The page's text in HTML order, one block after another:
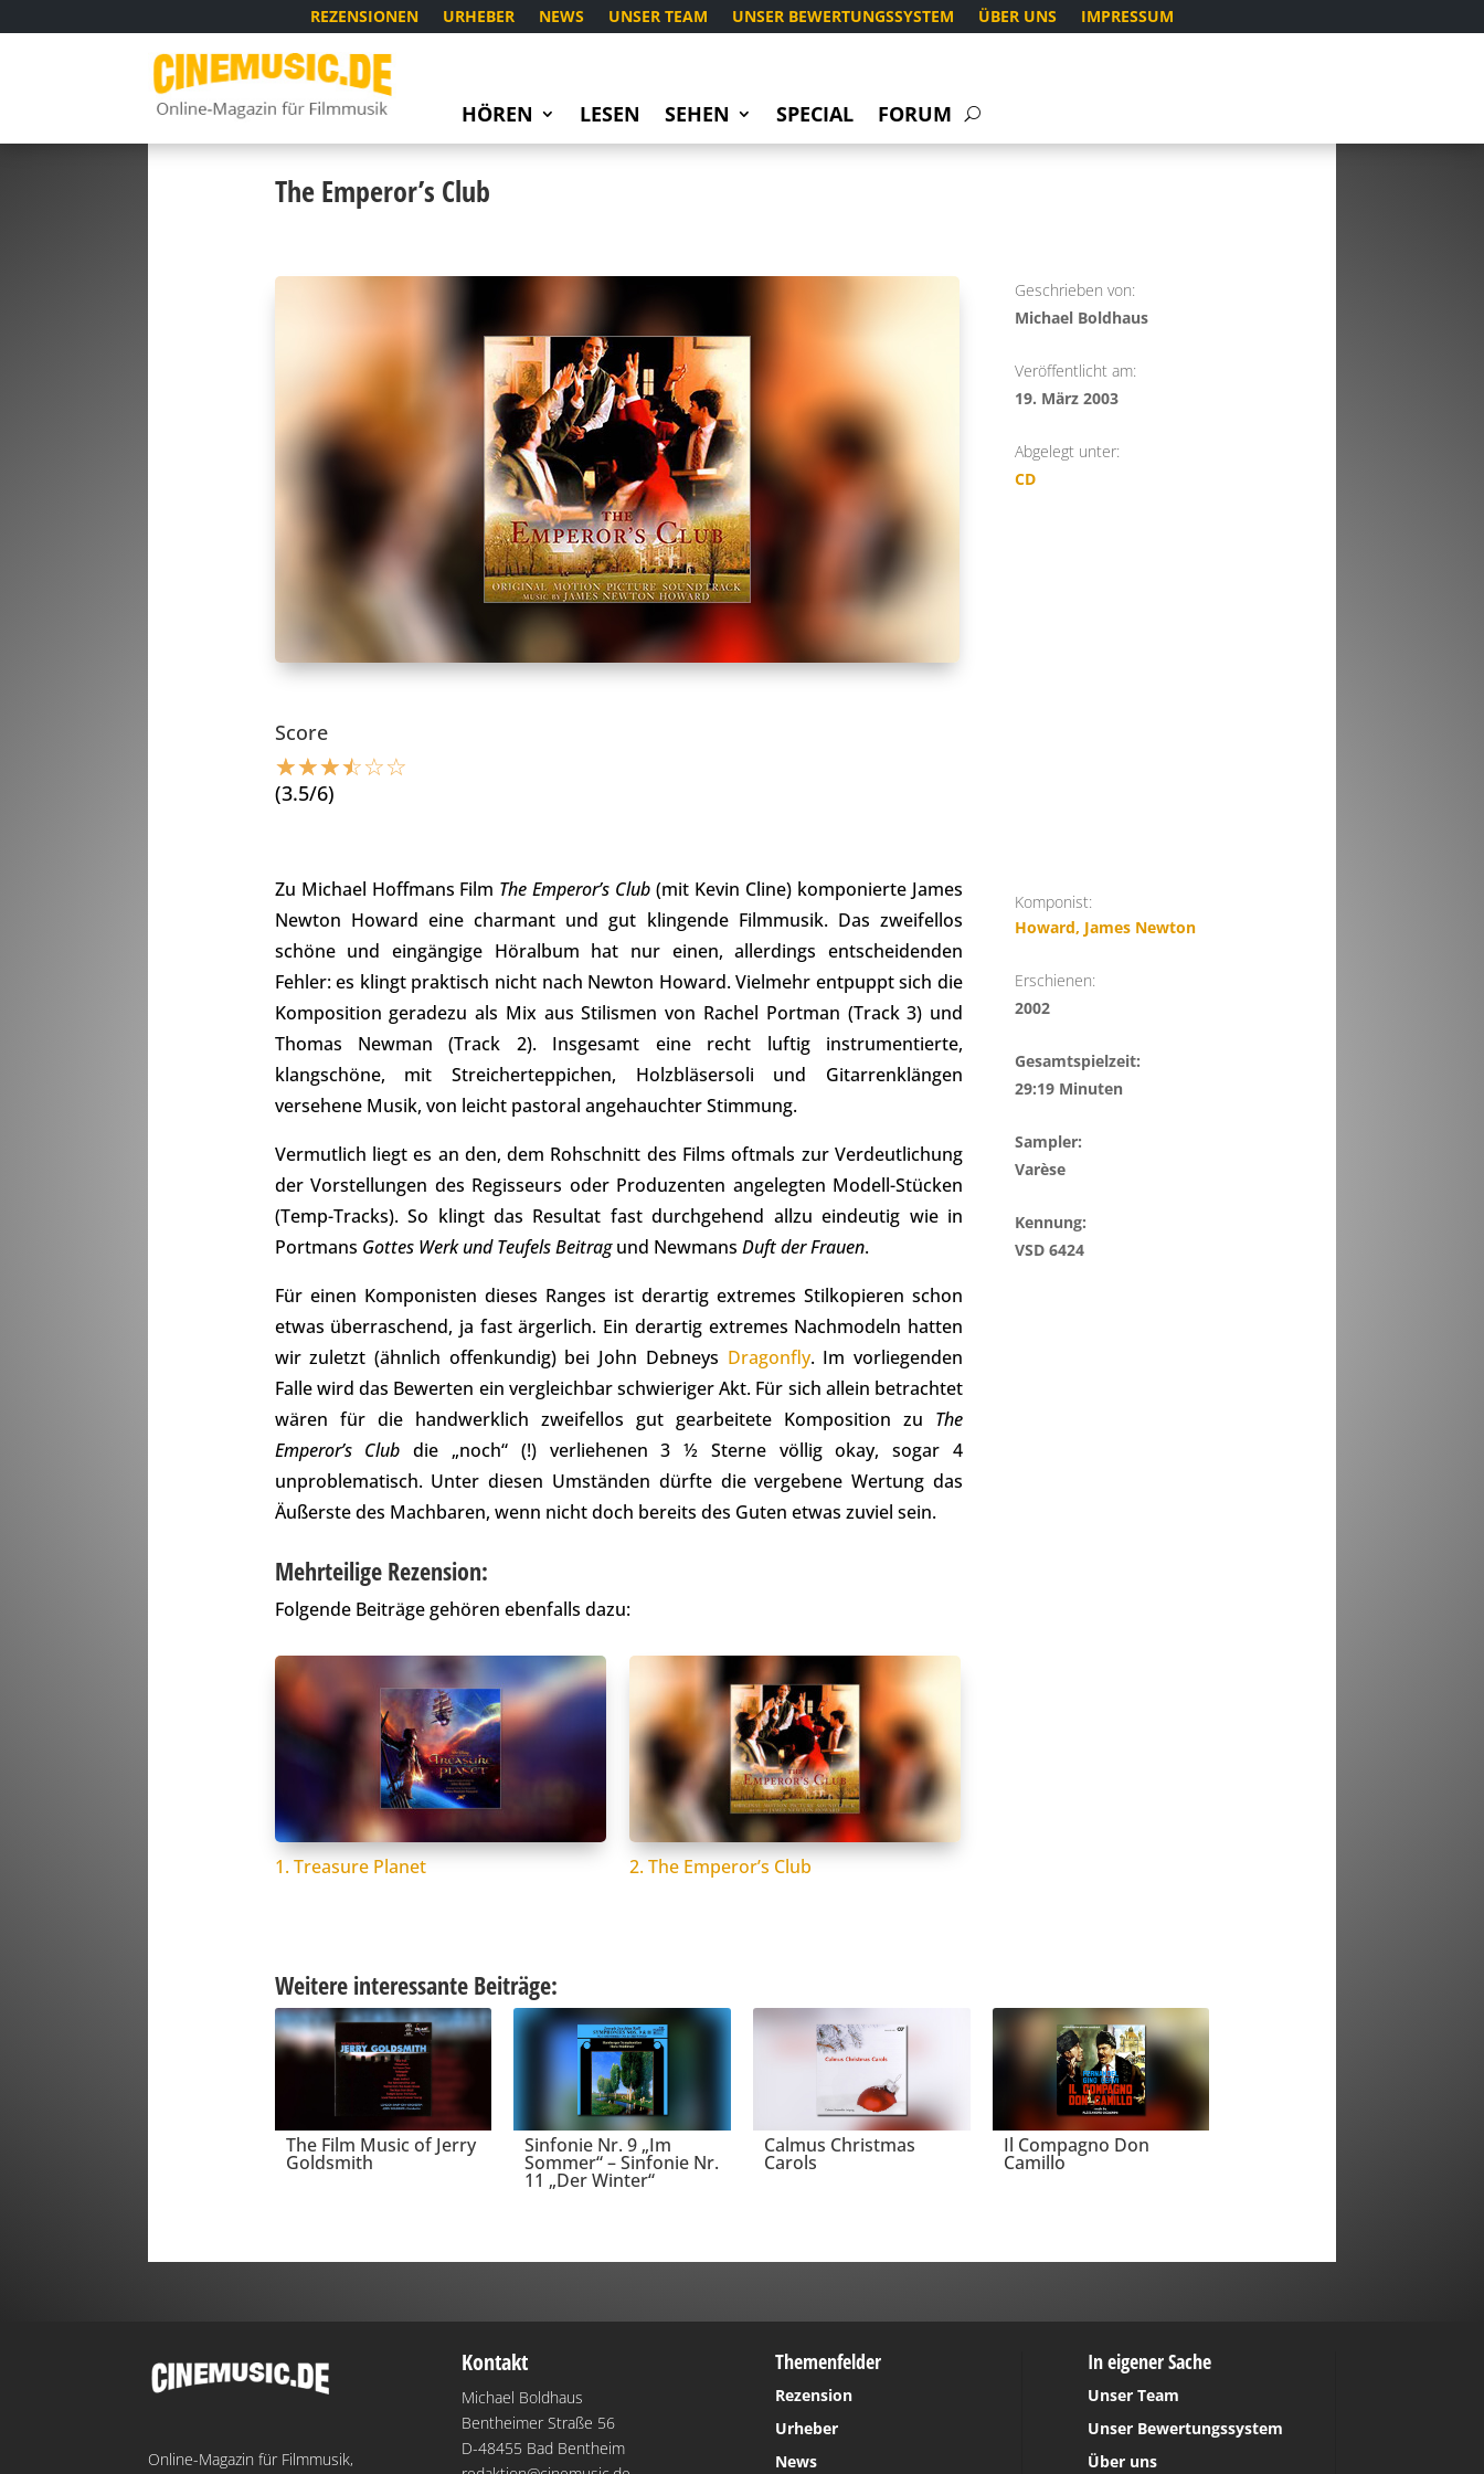
REZENSIONEN URHEBER NEWS UNSER TEAM UNSER BEWERTUNGSSYSTEM ÜBER UNS IMPRESSUM
HÖREN LESEN SEHEN SPECIAL FORUM
The Emperor’s Club
Geschrieben von:
Michael Boldhaus
Veröffentlicht am:
19. März 2003
Abgelegt unter:
CD
Score
☆☆☆☆☆☆
(3.5/6)
Zu Michael Hoffmans Film The Emperor’s Club (mit Kevin Cline) komponierte James
Newton Howard eine charmant und gut klingende Filmmusik. Das zweifellos
schöne und eingängige Höralbum hat nur einen, allerdings entscheidenden
Fehler: es klingt praktisch nicht nach Newton Howard. Vielmehr entpuppt sich die
Komposition geradezu als Mix aus Stilismen von Rachel Portman (Track 3) und
Thomas Newman (Track 2). Insgesamt eine recht luftig instrumentierte,
klangschöne, mit Streicherteppichen, Holzbläsersoli und Gitarrenklängen
versehene Musik, von leicht pastoral angehauchter Stimmung.
Vermutlich liegt es an den, dem Rohschnitt des Films oftmals zur Verdeutlichung
der Vorstellungen des Regisseurs oder Produzenten angelegten Modell-Stücken
(Temp-Tracks). So klingt das Resultat fast durchgehend allzu eindeutig wie in
Portmans Gottes Werk und Teufels Beitragund Newmans Duft der Frauen.
Für einen Komponisten dieses Ranges ist derartig extremes Stilkopieren schon
etwas überraschend, ja fast ärgerlich. Ein derartig extremes Nachmodeln hatten
wir zuletzt (ähnlich offenkundig) bei John Debneys Dragonfly. Im vorliegenden
Falle wird das Bewerten ein vergleichbar schwieriger Akt. Für sich allein betrachtet
wären für die handwerklich zweifellos gut gearbeitete Komposition zu The
Emperor’s Club die „noch“ (!) verliehenen 3 ½ Sterne völlig okay, sogar 4
unproblematisch. Unter diesen Umständen dürfte die vergebene Wertung das
Äußerste des Machbaren, wenn nicht doch bereits des Guten etwas zuviel sein.
Mehrteilige Rezension:
Folgende Beiträge gehören ebenfalls dazu:
1. Treasure Planet 2. The Emperor’s Club
Komponist:
Howard, James Newton
Erschienen:
2002
Gesamtspielzeit:
29:19 Minuten
Sampler:
Varèse
Kennung:
VSD 6424
Weitere interessante Beiträge:
The Film Music of Jerry
Goldsmith
Sinfonie Nr. 9 „Im
Sommer“ – Sinfonie Nr.
11 „Der Winter“
Calmus Christmas
Carols
Il Compagno Don
Camillo
Online-Magazin für Filmmusik,
Kontakt
Michael Boldhaus
Bentheimer Straße 56
D-48455 Bad Bentheim
Themenfelder
Rezension
Urheber
News
In eigener Sache
Unser Team
Unser Bewertungssystem
Über uns